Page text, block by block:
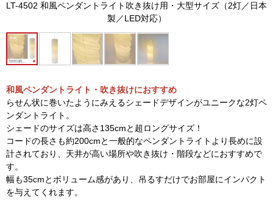
LT-4502 和風ペンダントライト吹き抜け用・大型サイズ（2灯／日本
製／LED対応）
和風ペンダントライト・吹き抜けにおすすめ
らせん状に巻いたようにみえるシェードデザインがユニークな2灯ペ
ンダントライト。
シェードのサイズは高さ135cmと超ロングサイズ！
コードの長さも約200cmと一般的なペンダントライトより長めに設
計されており、天井が高い場所や吹き抜け・階段などにおすすめで
す。
幅も35cmとボリューム感があり、吊るすだけでお部屋にインパクト
を与えてくれます。